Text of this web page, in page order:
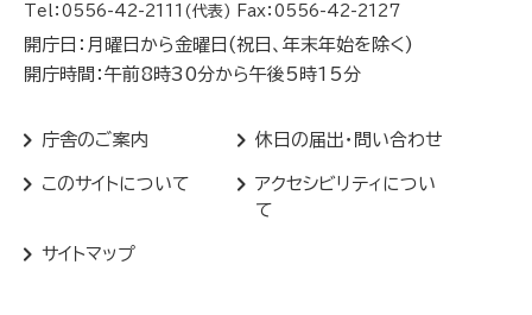
Tel：0556-42-2111(代表) Fax：0556-42-2127
開庁日：月曜日から金曜日(祝日、年末年始を除く)
開庁時間：午前8時30分から午後5時15分
庁舎のご案内 休日の届出・問い合わせ
このサイトについて
アクセシビリティについ
て
サイトマップ